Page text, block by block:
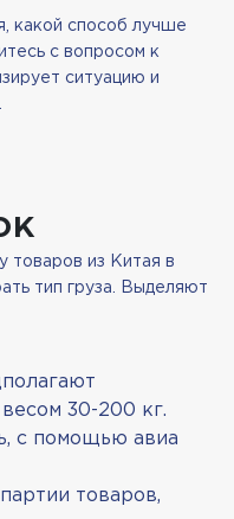
какой способ лучше
с вопросом к
ситуацию и
товаров из Китая в
тип груза. Выделяют
30-200 кг.
с помощью авиа
товаров,